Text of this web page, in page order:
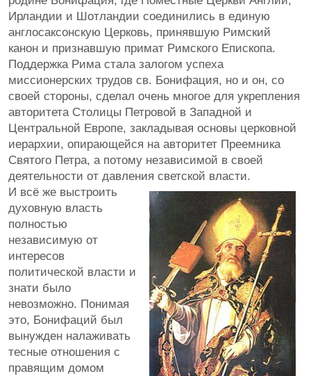
Ирландии и Шотландии соединились в единую
англосаксонскую Церковь, принявшую Римский
канон и признавшую примат Римского Епископа.
Поддержка Рима стала залогом успеха
миссионерских трудов св. Бонифация, но и он, со
своей стороны, сделал очень многое для укрепления
авторитета Столицы Петровой в Западной и
Центральной Европе, закладывая основы церковной
иерархии, опирающейся на авторитет Преемника
Святого Петра, а потому независимой в своей
деятельности от давления светской власти.
И всё же выстроить
духовную власть
полностью
независимую от
интересов
политической власти и
знати было
невозможно. Понимая
это, Бонифаций был
вынужден налаживать
тесные отношения с
правящим домом